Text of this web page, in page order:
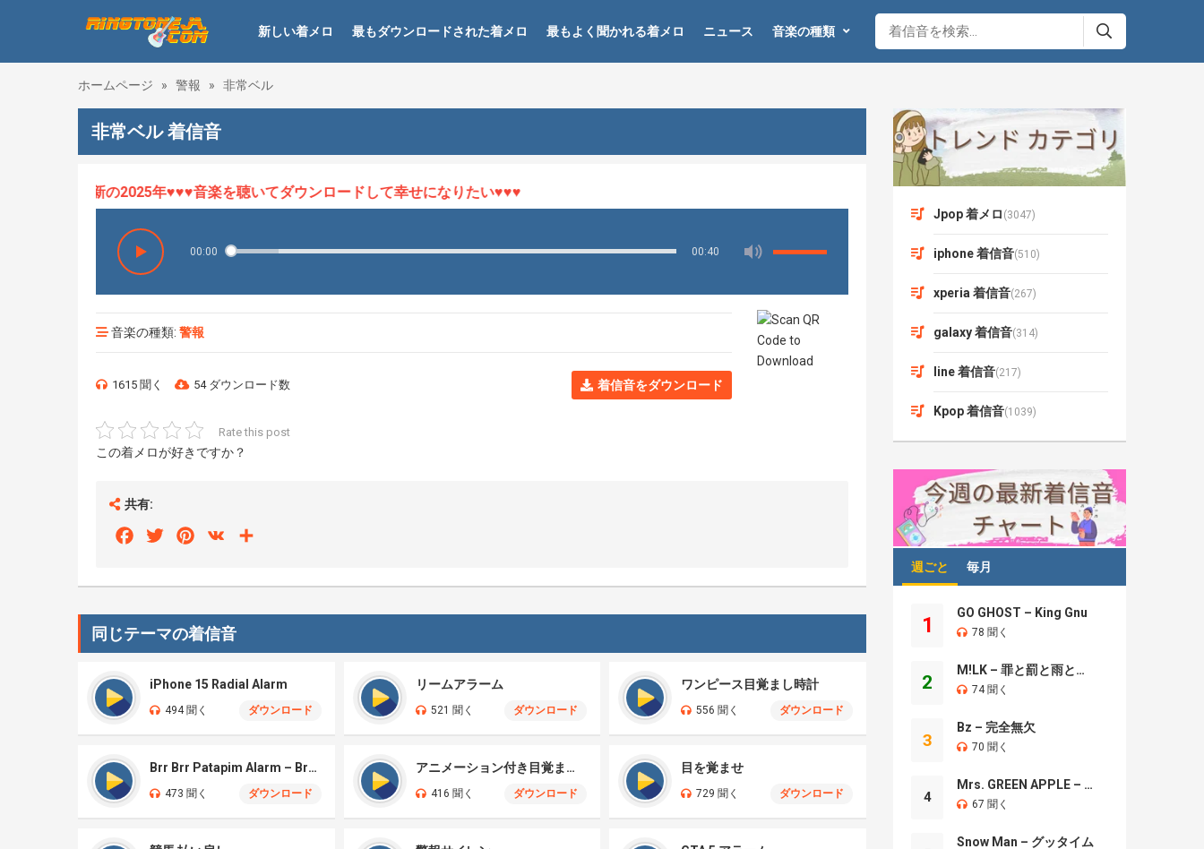
新しい着メロ 最もダウンロードされた着メロ 最もよく聞かれる着メロ ニュース 音楽の種類
ホームページ » 警報 » 非常ベル
非常ベル 着信音
HOT、最新の2025年♥♥♥音楽を聴いてダウンロードして幸せになりたい♥♥♥
00:00 00:40
音楽の種類: 警報
1615 聞く 54 ダウンロード数 着信音をダウンロード
Rate this post
この着メロが好きですか？
共有:
FacebookTwitterPinterest
VK
同じテーマの着信音
iPhone 15 Radial Alarm
494 聞く ダウンロード
リームアラーム
521 聞く ダウンロード
ワンピース目覚まし時計
556 聞く ダウンロード
Brr Brr Patapim Alarm – Brainrot
473 聞く ダウンロード
アニメーション付き目覚まし時計
416 聞く ダウンロード
目を覚ませ
729 聞く ダウンロード
Jpop 着メロ (3047)
iphone 着信音(510)
xperia 着信音(267)
galaxy 着信音(314)
line 着信音(217)
Kpop 着信音(1039)
週ごと 毎月
1
GO GHOST – King Gnu
78 聞く
2
M!LK – 罪と罰と雨とキス
74 聞く
3
Bz – 完全無欠
70 聞く
4
Mrs. GREEN APPLE – Brand New
67 聞く
Snow Man – グッタイム